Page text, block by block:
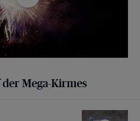
Mega-Kirmes
Wuppertalsperre